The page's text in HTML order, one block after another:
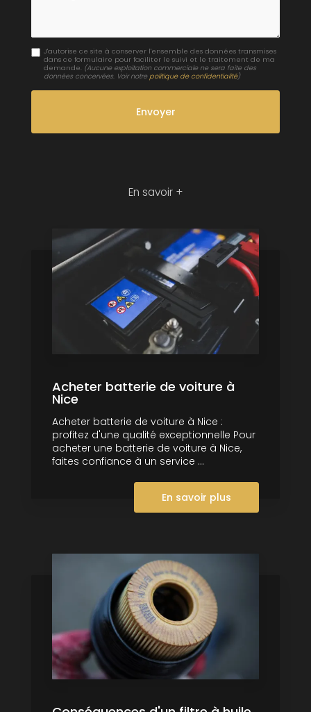
J'autorise ce site à conserver l'ensemble des données transmises
dans ce formulaire pour faciliter le suivi et le traitement de ma
demande. (Aucune exploitation commerciale ne sera faite des
données concervées. Voir notre politique de confidentialité)
En savoir +
Acheter batterie de voiture à
Nice
Acheter batterie de voiture à Nice :
profitez d'une qualité exceptionnelle Pour
acheter une batterie de voiture à Nice,
faites confiance à un service ...
En savoir plus